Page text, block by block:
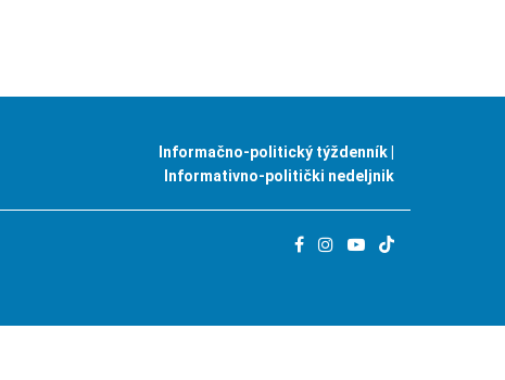
Informačno-politický týždenník |
Informativno-politički nedeljnik